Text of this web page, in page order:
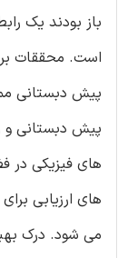
باز بودند یک
است. محققات بر
پیش دبستانی
پیش دبستانی
های فیزیکی در
های ارزیابی
می شود. درک